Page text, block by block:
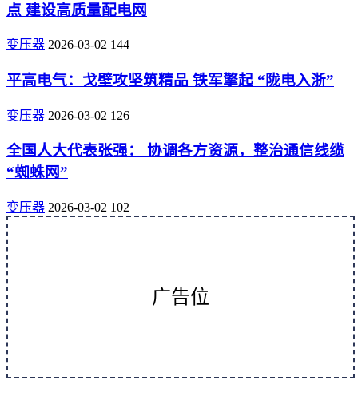
点 建设高质量配电网
变压器 2026-03-02 144
平高电气：戈壁攻坚筑精品 铁军擎起 “陇电入浙”
变压器 2026-03-02 126
全国人大代表张强： 协调各方资源，整治通信线缆
“蜘蛛网”
变压器 2026-03-02 102
广告位